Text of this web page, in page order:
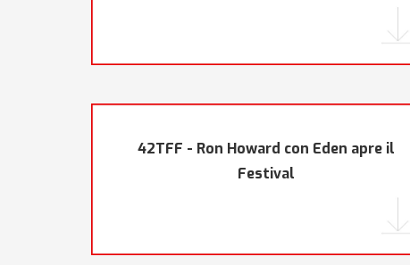
42TFF - Ron Howard con Eden apre il
Festival